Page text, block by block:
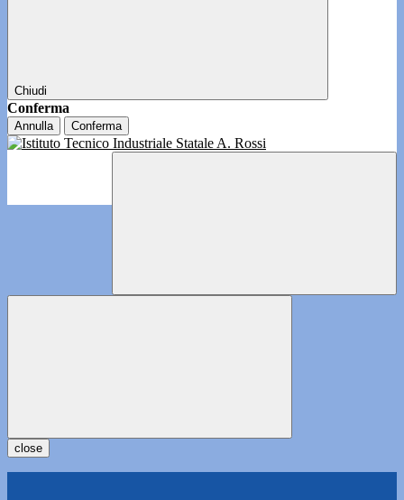
Chiudi
Conferma
Annulla Conferma
close